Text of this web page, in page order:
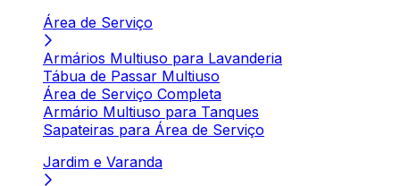
Área de Serviço
Armários Multiuso para Lavanderia
Tábua de Passar Multiuso
Área de Serviço Completa
Armário Multiuso para Tanques
Sapateiras para Área de Serviço
Jardim e Varanda